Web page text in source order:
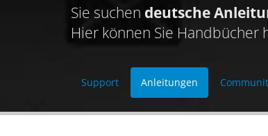
Sie suchen deutsche
Hier können Sie
Support Anleitungen